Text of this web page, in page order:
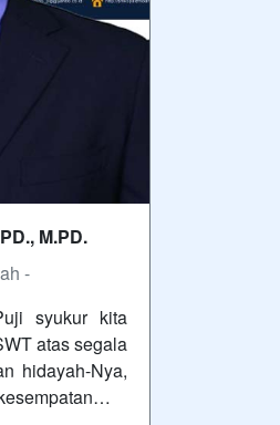
M.PD.
-
syukur kita
atas segala
hidayah-Nya,